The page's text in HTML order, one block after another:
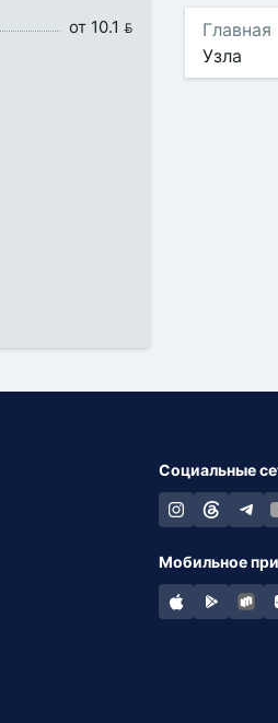
от 10.1  Главная
Узла
Социальные
Мобильное